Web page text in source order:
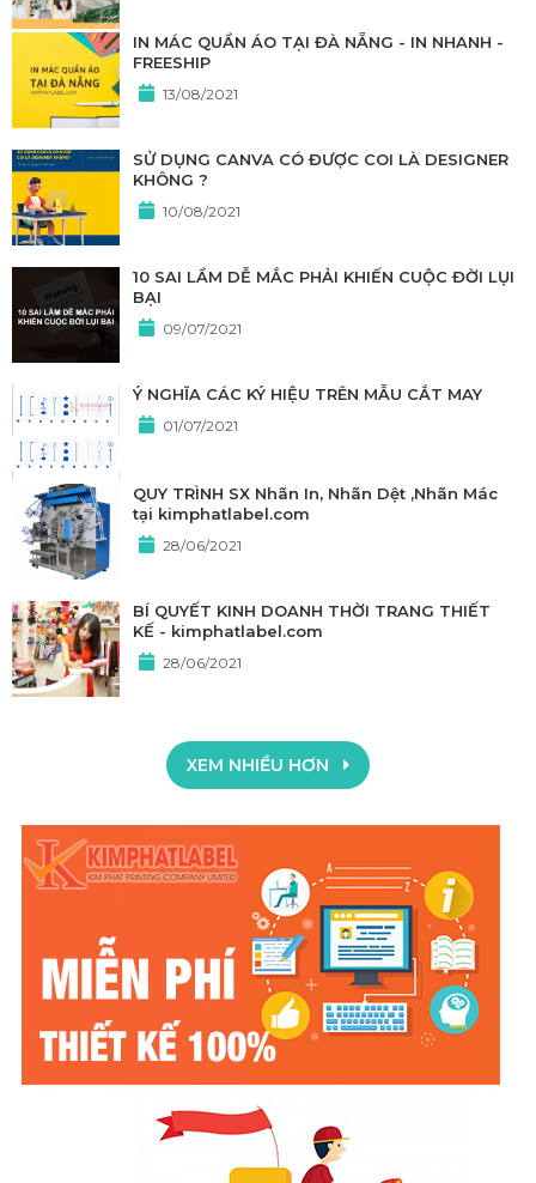
IN MÁC QUẦN ÁO TẠI ĐÀ NẴNG - IN NHANH -
FREESHIP
13/08/2021
SỬ DỤNG CANVA CÓ ĐƯỢC COI LÀ DESIGNER
KHÔNG ?
10/08/2021
10 SAI LẦM DỄ MẮC PHẢI KHIẾN CUỘC ĐỜI LỤI
BẠI
09/07/2021
Ý NGHĨA CÁC KÝ HIỆU TRÊN MẪU CẮT MAY
01/07/2021
QUY TRÌNH SX Nhãn In, Nhãn Dệt ,Nhãn Mác
tại kimphatlabel.com
28/06/2021
BÍ QUYẾT KINH DOANH THỜI TRANG THIẾT
KẾ - kimphatlabel.com
28/06/2021
XEM NHIỀU HƠN